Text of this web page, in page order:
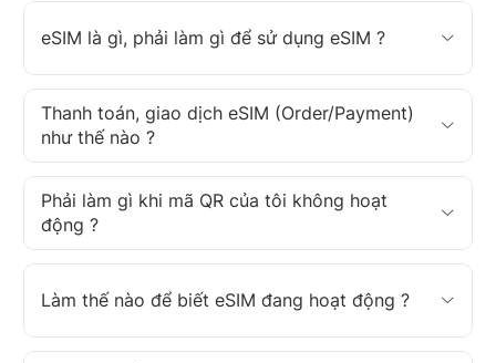
eSIM là gì, phải làm gì để sử dụng eSIM ?
Thanh toán, giao dịch eSIM (Order/Payment)
như thế nào ?
Phải làm gì khi mã QR của tôi không hoạt
động ?
Làm thế nào để biết eSIM đang hoạt động ?